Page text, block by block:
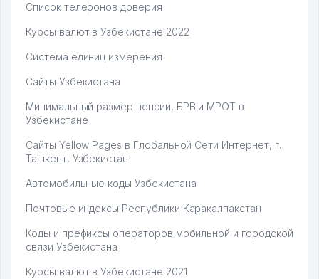
Список телефонов доверия
Курсы валют в Узбекистане 2022
Система единиц измерения
Сайты Узбекистана
Минимальный размер пенсии, БРВ и МРОТ в
Узбекистане
Сайты Yellow Pages в Глобальной Сети Интернет, г.
Ташкент, Узбекистан
Автомобильные коды Узбекистана
Почтовые индексы Республики Каракалпакстан
Коды и префиксы операторов мобильной и городской
связи Узбекистана
Курсы валют в Узбекистане 2021